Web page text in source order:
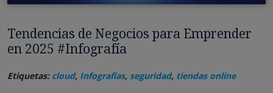
Tendencias de Negocios para Emprender
en 2025 #Infografía
Etiquetas: cloud, Infografías, seguridad, tiendas online